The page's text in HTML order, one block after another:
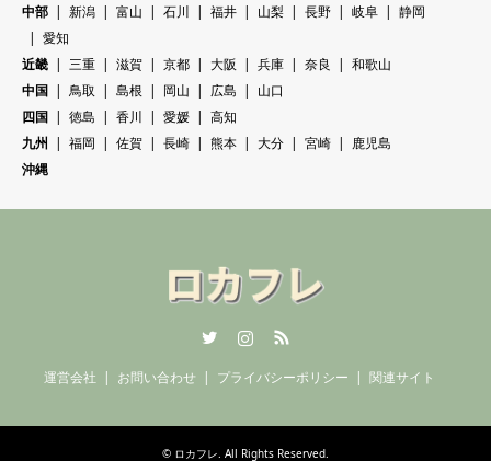
中部
新潟 富山 石川 福井 山梨 長野 岐阜
静岡
愛知
近畿
三重 滋賀 京都 大阪 兵庫 奈良
和歌山
中国
鳥取 島根 岡山 広島
山口
四国
徳島 香川 愛媛
高知
九州
福岡 佐賀 長崎 熊本 大分 宮崎
鹿児島
沖縄
運営会社 お問い合わせ プライバシーポリシー 関連サイト
© ロカフレ . All Rights Reserved.